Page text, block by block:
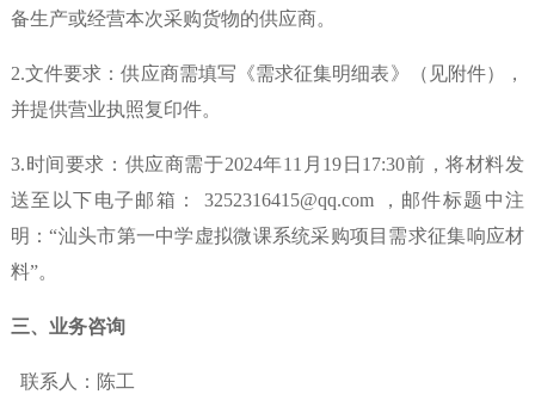
备生产或经营本次采购货物的供应商。
2.文件要求：供应商需填写《需求征集明细表》（见附件），
并提供营业执照复印件。
3.时间要求：供应商需于2024年11月19 日 17:30前，将材料发
送至以下电子邮箱： 3252316415@qq.com ，邮件标题中注
明：“汕头市第一中学虚拟微课系统采购项目需求征集响应材
料”。
三、业务咨询
联系人： 陈工